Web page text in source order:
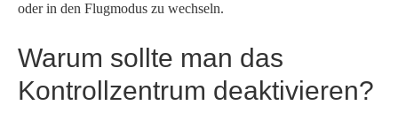
oder in den Flugmodus zu wechseln.
Warum sollte man das
Kontrollzentrum deaktivieren?